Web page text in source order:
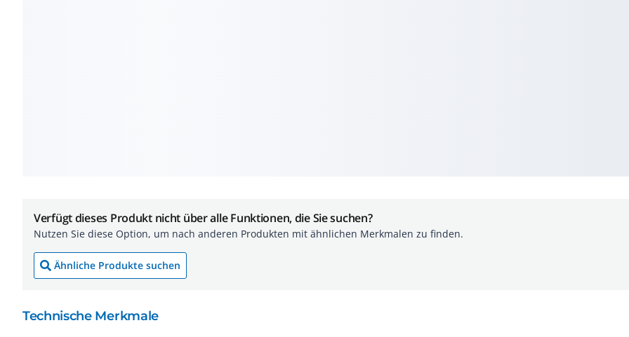
Verfügt dieses Produkt nicht über alle Funktionen, die Sie suchen?
Nutzen Sie diese Option, um nach anderen Produkten mit ähnlichen Merkmalen zu finden.
Ähnliche Produkte suchen
Technische Merkmale